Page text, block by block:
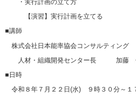
・実行計画の立て方
【演習】実行計画を立てる
■講師
株式会社日本能率協会コンサルティング
人材・組織開発センター長 加藤
■日時
令和８年７月２２日 (水) ９時３０分～１